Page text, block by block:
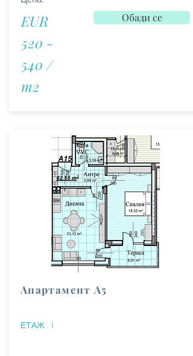
EUR
520 -
540 /
m2
Обади се
Апартамент А5
I
ЕТАЖ